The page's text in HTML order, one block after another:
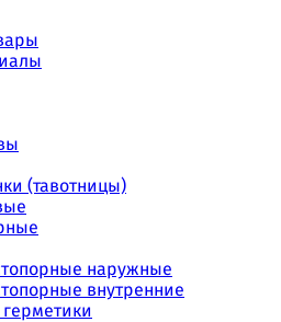
(тавотницы)
наружные
внутренние